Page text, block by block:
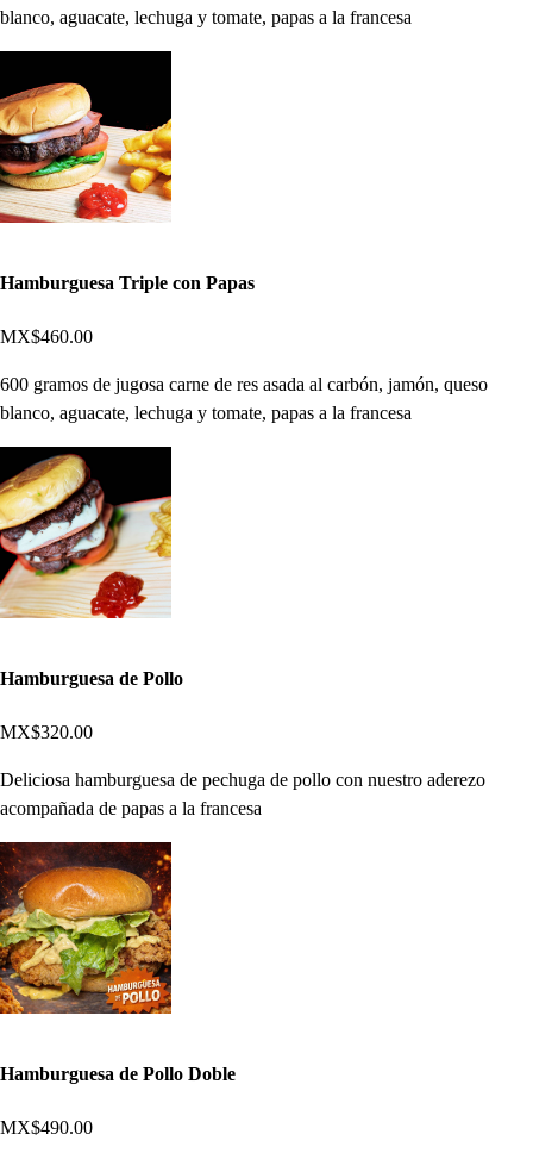
blanco, aguacate, lechuga y tomate, papas a la francesa
Hamburguesa Triple con Papas
MX$460.00
600 gramos de jugosa carne de res asada al carbón, jamón, queso
blanco, aguacate, lechuga y tomate, papas a la francesa
Hamburguesa de Pollo
MX$320.00
Deliciosa hamburguesa de pechuga de pollo con nuestro aderezo
acompañada de papas a la francesa
Hamburguesa de Pollo Doble
MX$490.00